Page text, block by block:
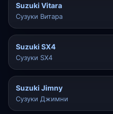
Suzuki Vitara
Сузуки Витара
Suzuki SX4
Сузуки SX4
Suzuki Jimny
Сузуки Джимни